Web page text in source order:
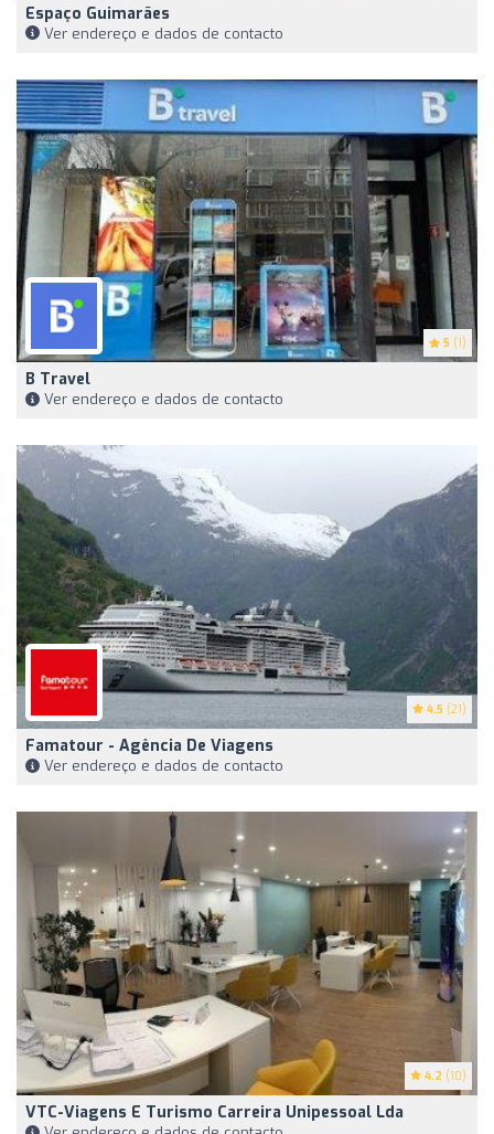
Espaço Guimarães
Ver endereço e dados de contacto
5 (1)
B Travel
Ver endereço e dados de contacto
4.5 (21)
Famatour - Agência De Viagens
Ver endereço e dados de contacto
4.2 (10)
VTC-Viagens E Turismo Carreira Unipessoal Lda